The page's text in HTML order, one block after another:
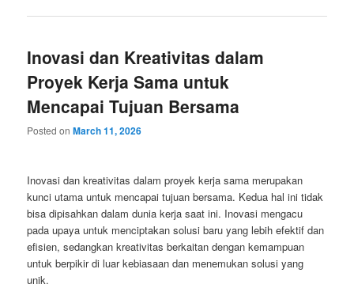
Inovasi dan Kreativitas dalam
Proyek Kerja Sama untuk
Mencapai Tujuan Bersama
Posted onMarch 11, 2026
Inovasi dan kreativitas dalam proyek kerja sama merupakan
kunci utama untuk mencapai tujuan bersama. Kedua hal ini tidak
bisa dipisahkan dalam dunia kerja saat ini. Inovasi mengacu
pada upaya untuk menciptakan solusi baru yang lebih efektif dan
efisien, sedangkan kreativitas berkaitan dengan kemampuan
untuk berpikir di luar kebiasaan dan menemukan solusi yang
unik.